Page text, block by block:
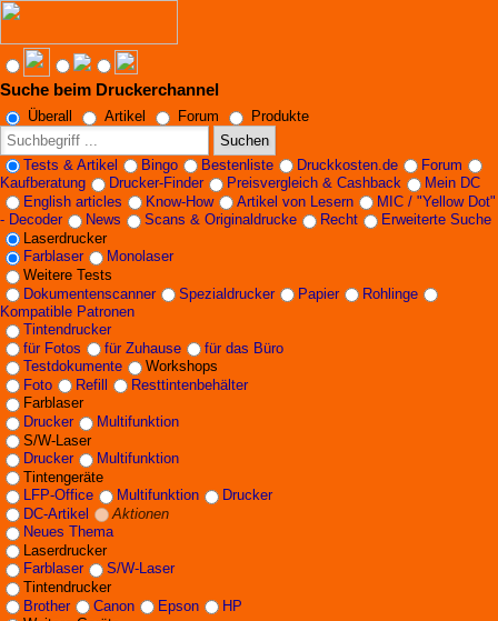
Suche beim Druckerchannel
Überall Artikel Forum
Produkte
Suchen
Tests & Artikel
Bingo Bestenliste Druckkosten.de
Forum
Kaufberatung
Drucker-Finder Preisvergleich & Cashback
Mein DC
English articles
Know-How Artikel von Lesern
MIC / "Yellow Dot"
- Decoder
News Scans & Originaldrucke Recht
Erweiterte Suche
Laserdrucker
Farblaser
Monolaser
Weitere Tests
Dokumentenscanner
Spezialdrucker Papier
Rohlinge
Kompatible Patronen
Tintendrucker
für Fotos
für Zuhause
für das Büro
Testdokumente
Workshops
Foto
Refill
Resttintenbehälter
Farblaser
Drucker
Multifunktion
S/W-Laser
Drucker
Multifunktion
Tintengeräte
LFP-Office
Multifunktion
Drucker
DC-Artikel
Aktionen
Neues Thema
Laserdrucker
Farblaser
S/W-Laser
Tintendrucker
Brother
Canon Epson
HP
Angebote werden geladen...